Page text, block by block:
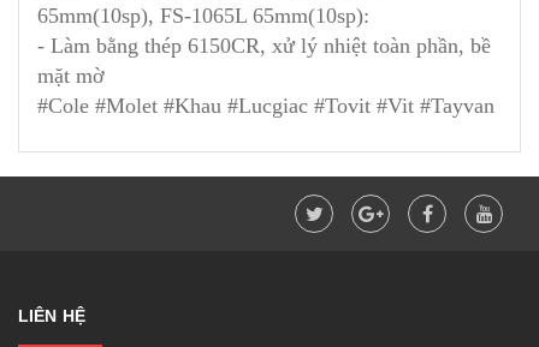
65mm(10sp), FS-1065L 65mm(10sp):
- Làm bằng thép 6150CR, xử lý nhiệt toàn phần, bề
mặt mờ
#Cole #Molet #Khau #Lucgiac #Tovit #Vit #Tayvan
LIÊN HỆ